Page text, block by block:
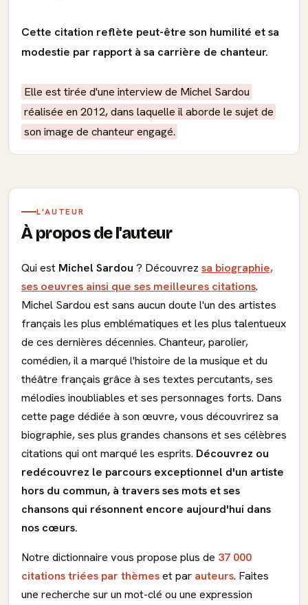
Cette citation reflète peut-être son humilité et sa
modestie par rapport à sa carrière de chanteur.
Elle est tirée d'une interview de Michel Sardou
réalisée en 2012, dans laquelle il aborde le sujet de
son image de chanteur engagé.
L'AUTEUR
À propos de l'auteur
Qui est Michel Sardou ? Découvrez sa biographie,
ses oeuvres ainsi que ses meilleures citations.
Michel Sardou est sans aucun doute l'un des artistes
français les plus emblématiques et les plus talentueux
de ces dernières décennies. Chanteur, parolier,
comédien, il a marqué l'histoire de la musique et du
théâtre français grâce à ses textes percutants, ses
mélodies inoubliables et ses personnages forts. Dans
cette page dédiée à son œuvre, vous découvrirez sa
biographie, ses plus grandes chansons et ses célèbres
citations qui ont marqué les esprits. Découvrez ou
redécouvrez le parcours exceptionnel d'un artiste
hors du commun, à travers ses mots et ses
chansons qui résonnent encore aujourd'hui dans
nos cœurs.
Notre dictionnaire vous propose plus de 37 000
citations triées par thèmeset par auteurs. Faites
une recherche sur un mot-clé ou une expression